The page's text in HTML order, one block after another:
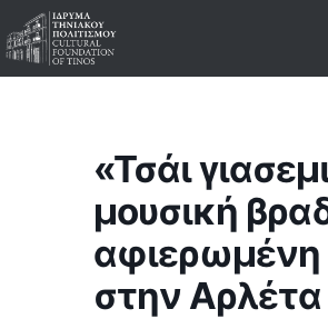
«Τσάι
μουσική
αφιερωμένη
στην Αρλέτα